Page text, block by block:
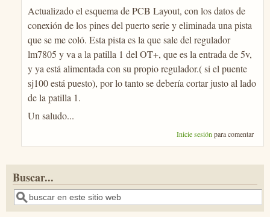
Actualizado el esquema de PCB Layout, con los datos de
conexión de los pines del puerto serie y eliminada una pista
que se me coló. Esta pista es la que sale del regulador
lm7805 y va a la patilla 1 del OT+, que es la entrada de 5v,
y ya está alimentada con su propio regulador.( si el puente
sj100 está puesto), por lo tanto se debería cortar justo al lado
de la patilla 1.
Un saludo...
Inicie sesión para comentar
Buscar...
Buscar